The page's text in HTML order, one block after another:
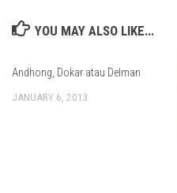
YOU MAY ALSO LIKE...
Andhong, Dokar atau Delman
JANUARY 6, 2013